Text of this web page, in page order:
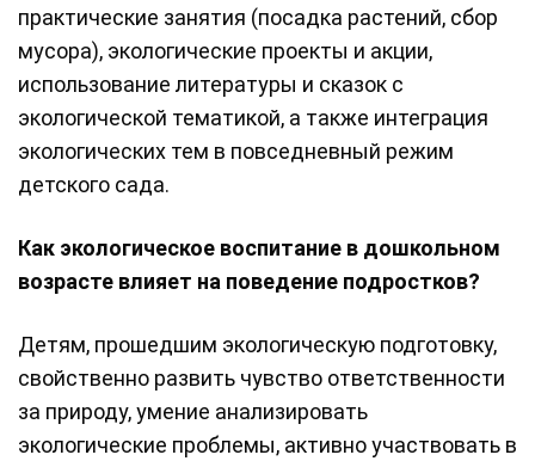
практические занятия (посадка растений, сбор
мусора), экологические проекты и акции,
использование литературы и сказок с
экологической тематикой, а также интеграция
экологических тем в повседневный режим
детского сада.
Как экологическое воспитание в дошкольном
возрасте влияет на поведение подростков?
Детям, прошедшим экологическую подготовку,
свойственно развить чувство ответственности
за природу, умение анализировать
экологические проблемы, активно участвовать в